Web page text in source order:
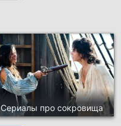
Сериалы про сокровища